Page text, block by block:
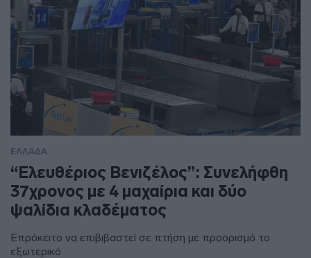
ΕΛΛΑΔΑ
“Ελευθέριος Βενιζέλος”: Συνελήφθη
37χρονος με 4 μαχαίρια και δύο
ψαλίδια κλαδέματος
Επρόκειτο να επιβιβαστεί σε πτήση με προορισμό το
εξωτερικό